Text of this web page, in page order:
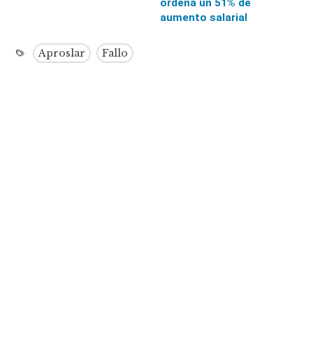
ordena un 51% de
aumento salarial
Aproslar Fallo